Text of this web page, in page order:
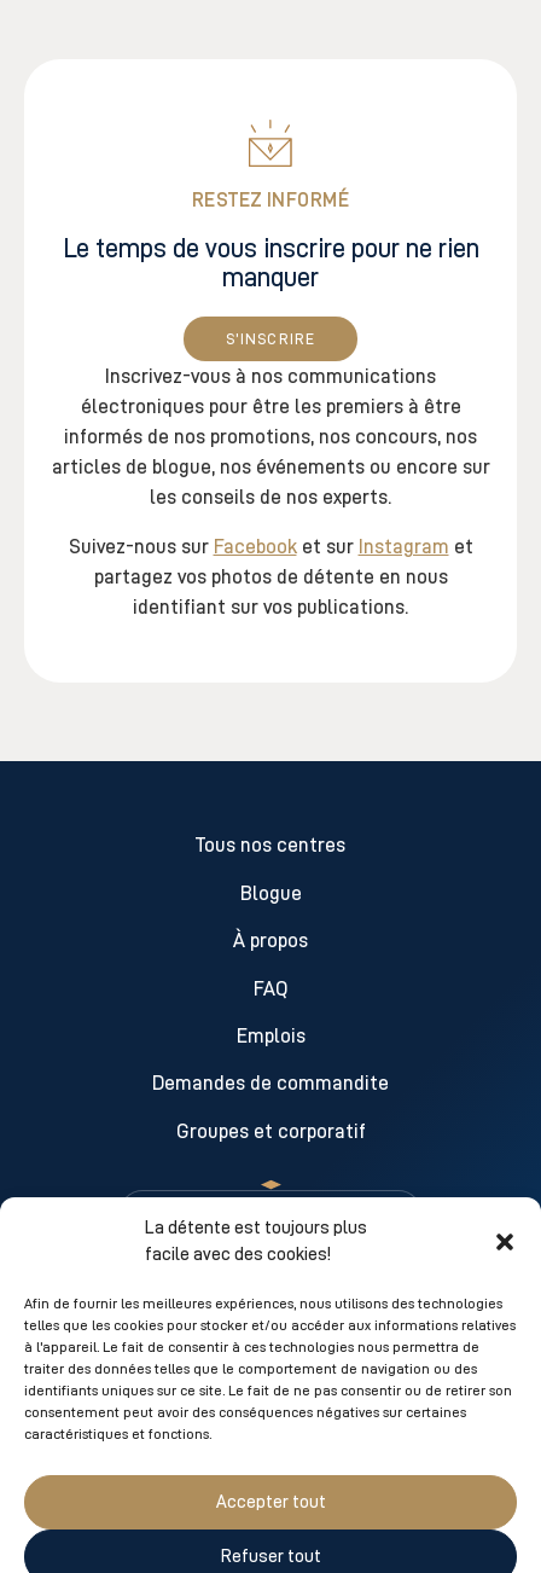
La détente est toujours plus
facile avec des cookies!
Afin de fournir les meilleures expériences, nous utilisons des technologies
telles que les cookies pour stocker et/ou accéder aux informations relatives
à l'appareil. Le fait de consentir à ces technologies nous permettra de
traiter des données telles que le comportement de navigation ou des
identifiants uniques sur ce site. Le fait de ne pas consentir ou de retirer son
consentement peut avoir des conséquences négatives sur certaines
caractéristiques et fonctions.
Accepter tout
Refuser tout
RESTEZ INFORMÉ
Le temps de vous inscrire pour ne rien
manquer
S’INSCRIRE
Inscrivez-vous à nos communications
électroniquespour être les premiers à être
informés de nos promotions, nos concours, nos
articles de blogue, nos événements ou encore sur
les conseils de nos experts.
Suivez-nous sur Facebooket sur Instagram et
partagez vos photos de détente en nous
identifiant sur vos publications.
Tous nos centres
Blogue
À propos
FAQ
Emplois
Demandes de commandite
Groupes et corporatif
Mardi
10 h à 17 h
Mercredi
10 h à 17 h
Jeudi
10 h à 17 h
Vendredi
10 h à 17 h
Samedi
450 534-2717
SANS FRAIS :(1 866 263-7477